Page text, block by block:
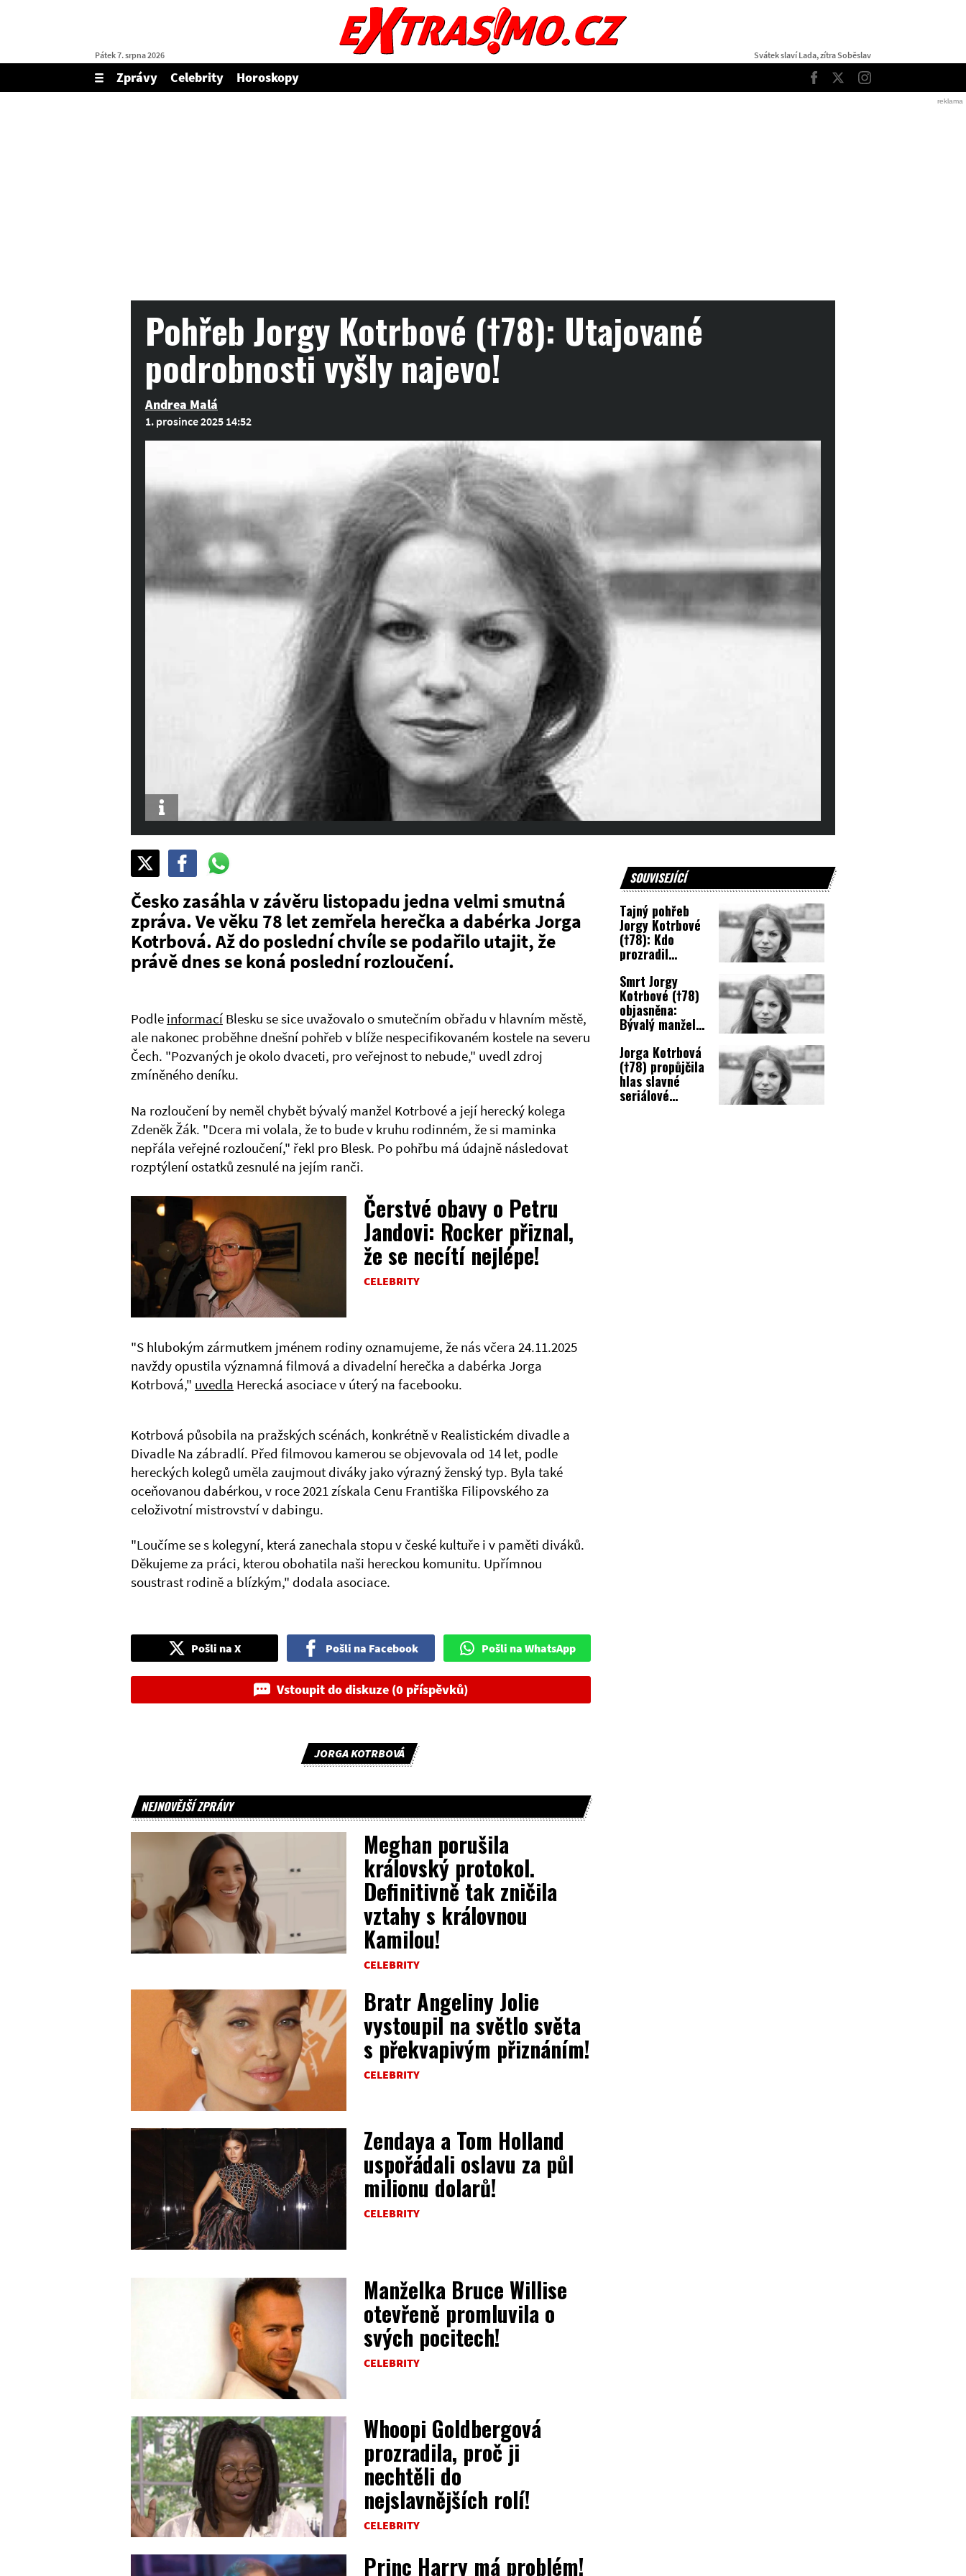
Pátek 7. srpna 2026 Svátek slaví Lada, zítra Soběslav
Zobrazit/skrýt
menu
Zprávy Celebrity
Horoskopy
Facebook
TwitterInstagram
Pohřeb Jorgy Kotrbové (†78): Utajované
podrobnosti vyšly najevo!
Andrea Malá
1. prosince 2025 14:52
Info
Pošli
na
Pošli
na
FacebookWhatsAppu
Česko zasáhla v závěru listopadu jedna velmi smutná
zpráva. Ve věku 78 let zemřela herečka a dabérka Jorga
Kotrbová. Až do poslední chvíle se podařilo utajit, že
právě dnes se koná poslední rozloučení.
Podle informací Blesku se sice uvažovalo o smutečním obřadu v hlavním městě,
ale nakonec proběhne dnešní pohřeb v blíže nespecifikovaném kostele na severu
Čech. "Pozvaných je okolo dvaceti, pro veřejnost to nebude," uvedl zdroj
zmíněného deníku.
Na rozloučení by neměl chybět bývalý manžel Kotrbové a její herecký kolega
Zdeněk Žák. "Dcera mi volala, že to bude v kruhu rodinném, že si maminka
nepřála veřejné rozloučení," řekl pro Blesk. Po pohřbu má údajně následovat
rozptýlení ostatků zesnulé na jejím ranči.
Čerstvé obavy o Petru
Jandovi: Rocker přiznal,
že se necítí nejlépe!
CELEBRITY
"S hlubokým zármutkem jménem rodiny oznamujeme, že nás včera 24.11.2025
navždy opustila významná filmová a divadelní herečka a dabérka Jorga
Kotrbová," uvedla Herecká asociace v úterý na facebooku.
Kotrbová působila na pražských scénách, konkrétně v Realistickém divadle a
Divadle Na zábradlí. Před filmovou kamerou se objevovala od 14 let, podle
hereckých kolegů uměla zaujmout diváky jako výrazný ženský typ. Byla také
oceňovanou dabérkou, v roce 2021 získala Cenu Františka Filipovského za
celoživotní mistrovství v dabingu.
"Loučíme se s kolegyní, která zanechala stopu v české kultuře i v paměti diváků.
Děkujeme za práci, kterou obohatila naši hereckou komunitu. Upřímnou
soustrast rodině a blízkým," dodala asociace.
Pošli na X Pošli na Facebook Pošli na WhatsApp
Vstoupit do diskuze (0 příspěvků)
JORGA KOTRBOVÁ
NEJNOVĚJŠÍ ZPRÁVY
Meghan porušila
královský protokol.
Definitivně tak zničila
vztahy s královnou
Kamilou!
CELEBRITY
Bratr Angeliny Jolie
vystoupil na světlo světa
s překvapivým přiznáním!
CELEBRITY
Zendaya a Tom Holland
uspořádali oslavu za půl
milionu dolarů!
CELEBRITY
Manželka Bruce Willise
otevřeně promluvila o
svých pocitech!
CELEBRITY
Whoopi Goldbergová
prozradila, proč ji
nechtěli do
nejslavnějších rolí!
CELEBRITY
Princ Harry má problém!
SOUVISEJÍCÍ
Tajný pohřeb
Jorgy Kotrbové
(†78): Kdo
prozradil
Smrt Jorgy
Kotrbové (†78)
objasněna:
Bývalý manžel
příčinu!
Jorga Kotrbová
(†78) propůjčila
hlas slavné
seriálové